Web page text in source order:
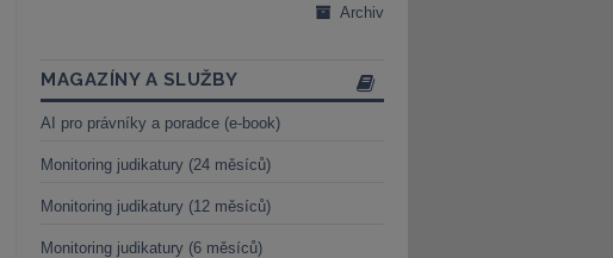
Archiv
MAGAZÍNY A SLUŽBY
AI pro právníky a poradce (e-book)
Monitoring judikatury (24 měsíců)
Monitoring judikatury (12 měsíců)
Monitoring judikatury (6 měsíců)